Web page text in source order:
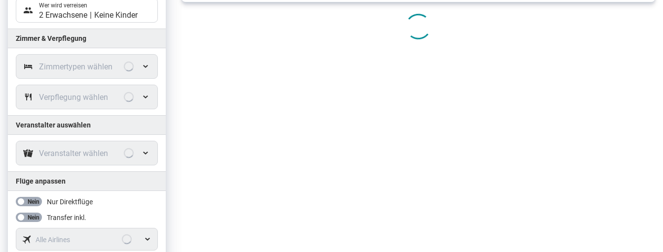
Wer wird verreisen
2 Erwachsene Keine Kinder
Zimmer & Verpflegung
Zimmertypen wählen
Verpflegung wählen
Veranstalter auswählen
Veranstalter wählen
Flüge anpassen
Nein Nur Direktflüge
Nein Transfer inkl.
Alle Airlines